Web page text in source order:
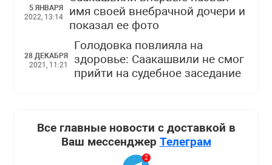
5 ЯНВАРЯ
2022, 13:14
имя своей внебрачной дочери и
показал ее фото
28 ДЕКАБРЯ
2021, 11:21
Голодовка повлияла на
здоровье: Саакашвили не смог
прийти на судебное заседание
Все главные новости с доставкой в
Ваш мессенджер Телеграм
2